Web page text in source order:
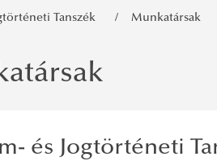
Tanszék Munkatársak
és Jogtörténeti